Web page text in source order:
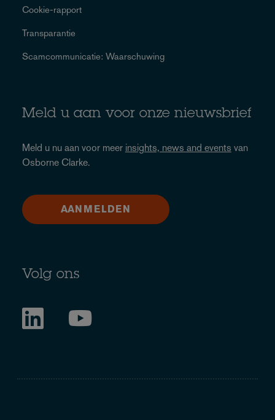
Cookie-rapport
Transparantie
Scamcommunicatie: Waarschuwing
Meld u aan voor onze nieuwsbrief
Meld u nu aan voor meer insights, news and events van
Osborne Clarke.
AANMELDEN
Volg ons